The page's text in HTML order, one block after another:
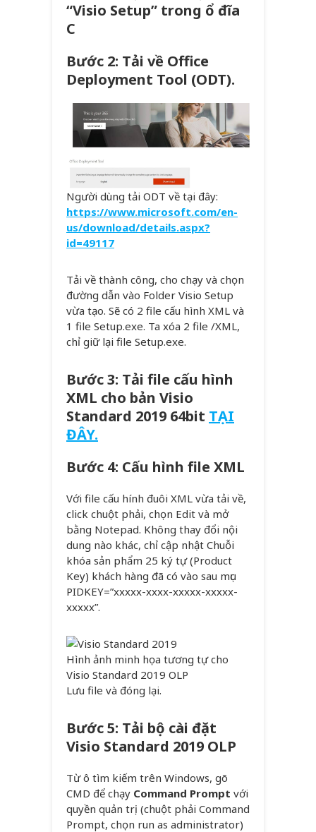
“Visio Setup” trong ổ đĩa
C
Bước 2: Tải về Office
Deployment Tool (ODT).
Người dùng tải ODT về tại đây:
https://www.microsoft.com/en-
us/download/details.aspx?
id=49117
Tải về thành công, cho chạy và chọn
đường dẫn vào Folder Visio Setup
vừa tạo. Sẽ có 2 file cấu hình XML và
1 file Setup.exe. Ta xóa 2 file /XML,
chỉ giữ lại file Setup.exe.
Bước 3: Tải file cấu hình
XML cho bản Visio
Standard 2019 64bit TẠI
ĐÂY.
Bước 4: Cấu hình file XML
Với file cấu hính đuôi XML vừa tải về,
click chuột phải, chọn Edit và mở
bằng Notepad. Không thay đổi nội
dung nào khác, chỉ cập nhật Chuỗi
khóa sản phẩm 25 ký tự (Product
Key) khách hàng đã có vào sau mục
PIDKEY=”xxxxx-xxxx-xxxxx-xxxxx-
xxxxx”.
Hình ảnh minh họa tương tự cho
Visio Standard 2019 OLP
Lưu file và đóng lại.
Bước 5: Tải bộ cài đặt
Visio Standard 2019 OLP
Từ ô tìm kiếm trên Windows, gõ
CMD để chạy Command Prompt với
quyền quản trị (chuột phải Command
Prompt, chọn run as administrator)